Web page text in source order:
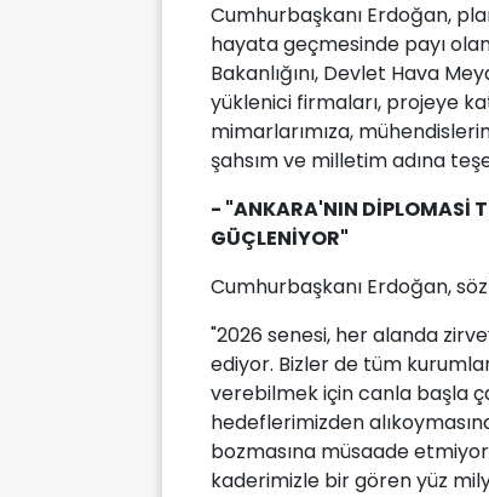
Cumhurbaşkanı Erdoğan,
hayata geçmesinde payı
Bakanlığını, Devlet Hava
yüklenici firmaları, projeye
mimarlarımıza,
şahsım ve milletim adına
- "ANKARA'NIN DİPLOMASİ
GÜÇLENİYOR"
Cumhurbaşkanı Erdoğan,
"2026 senesi, her alanda
ediyor. Bizler de tüm
verebilmek için canla başla
hedeflerimizden
bozmasına müsaade
kaderimizle bir gören yüz